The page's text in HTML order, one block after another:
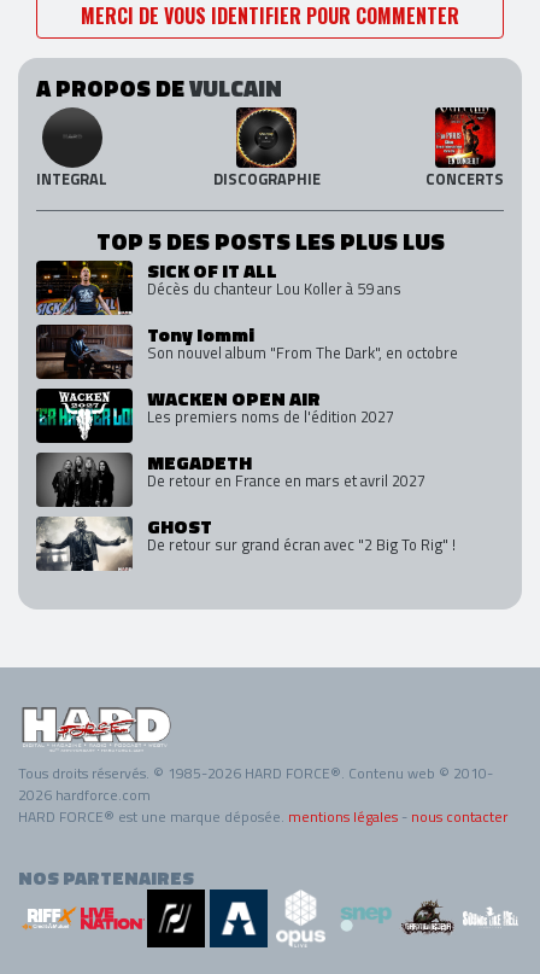
MERCI DE VOUS IDENTIFIER POUR COMMENTER
A PROPOS DEVULCAIN
INTEGRAL DISCOGRAPHIE CONCERTS
TOP 5 DES POSTS LES PLUS LUS
SICK OF IT ALL
Décès du chanteur Lou Koller à 59 ans
Tony Iommi
Son nouvel album "From The Dark", en octobre
WACKEN OPEN AIR
Les premiers noms de l'édition 2027
MEGADETH
De retour en France en mars et avril 2027
GHOST
De retour sur grand écran avec "2 Big To Rig" !
Tous droits réservés. © 1985-2026 HARD FORCE®. Contenu web © 2010-
2026 hardforce.com
HARD FORCE® est une marque déposée. mentions légales - nous contacter
NOS PARTENAIRES